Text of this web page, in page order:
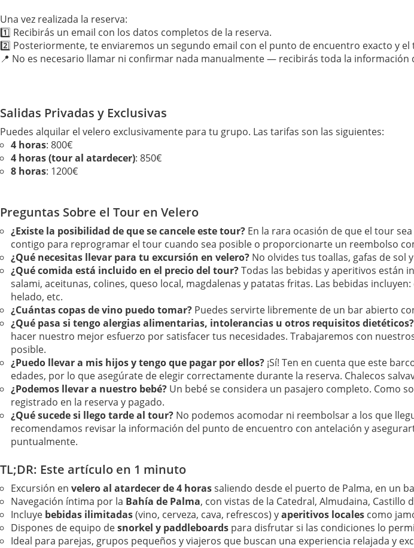
Una vez realizada la reserva:
1️⃣ Recibirás un email con los datos completos de la reserva.
2️⃣ Posteriormente, te enviaremos un segundo email con el punto de encuentro exacto y
📍 No es necesario llamar ni confirmar nada manualmente — recibirás toda la información
Salidas Privadas y Exclusivas
Puedes alquilar el velero exclusivamente para tu grupo. Las tarifas son las siguientes:
4 horas: 800€
4 horas (tour al atardecer): 850€
8 horas: 1200€
Preguntas Sobre el Tour en Velero
¿Existe la posibilidad de que se cancele este tour? En la rara ocasión de que el tour
contigo para reprogramar el tour cuando sea posible o proporcionarte un reembolso
¿Qué necesitas llevar para tu excursión en velero? No olvides tus toallas, gafas de sol
¿Qué comida está incluido en el precio del tour?Todas las bebidas y aperitivos están
salami, aceitunas, colines, queso local, magdalenas y patatas fritas. Las bebidas
helado, etc.
¿Cuántas copas de vino puedo tomar? Puedes servirte libremente de un bar abierto
¿Qué pasa si tengo alergias alimentarias, intolerancias u otros requisitos dietéticos?
hacer nuestro mejor esfuerzo por satisfacer tus necesidades. Trabajaremos con
posible.
¿Puedo llevar a mis hijos y tengo que pagar por ellos? ¡Sí! Ten en cuenta que este
edades, por lo que asegúrate de elegir correctamente durante la reserva. Chalecos
¿Podemos llevar a nuestro bebé? Un bebé se considera un pasajero completo. Como
registrado en la reserva y pagado.
¿Qué sucede si llego tarde al tour? No podemos acomodar ni reembolsar a los que
recomendamos revisar la información del punto de encuentro con antelación y
puntualmente.
TL;DR: Este artículo en 1 minuto
Excursión en velero al atardecer de 4 horassaliendo desde el puerto de Palma, en un
Navegación íntima por la Bahía de Palma, con vistas de la Catedral, Almudaina, Castillo
Incluye bebidas ilimitadas(vino, cerveza, cava, refrescos) yaperitivos locales como
Dispones de equipo desnorkel y paddleboards para disfrutar si las condiciones lo
Ideal para parejas, grupos pequeños y viajeros que buscan una experiencia relajada y